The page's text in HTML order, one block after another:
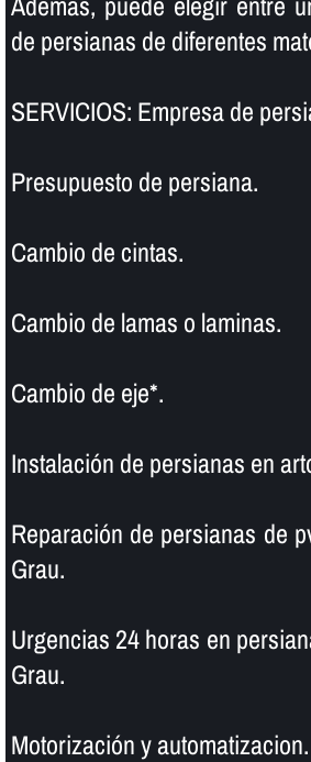
de persianas de diferentes
SERVICIOS: Empresa de
Presupuesto de persiana.
Cambio de cintas.
Cambio de lamas o laminas.
Cambio de eje*.
Instalación de persianas en
Reparación de persianas de
Grau.
Urgencias 24 horas en
Grau.
Motorización y automatizacion.